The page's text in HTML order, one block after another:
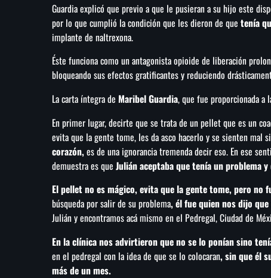
Guardia explicó que previo a que le pusieran a su hijo este
por lo que cumplió la condición que les dieron de que tenía
implante de naltrexona.
Éste funciona como un antagonista opioide de liberación
bloqueando sus efectos gratificantes y reduciendo
La carta íntegra de Maribel Guardia, que fue proporcionada a
En primer lugar, decirte que se trata de un pellet que es un
evita que la gente tome, les da asco hacerlo y se sienten mal
corazón,es de una ignorancia tremenda decir eso. En ese
demuestra es que Julián aceptaba que tenía un problema
El pellet no es mágico, evita que la gente tome, pero
búsqueda por salir de su problema, él fue quien nos dijo
Julián y encontramos acá mismo en el Pedregal, Ciudad de
En la clínica nos advirtieron que no se lo ponían sino
en el pedregal con la idea de que se lo colocaran, sin que él
más de un mes.